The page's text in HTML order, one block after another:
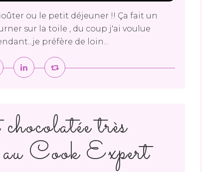
ou le petit déjeuner !! Ça fait un
sur la toile , du coup j'ai voulue
préfère de loin...
très
au Cook Expert